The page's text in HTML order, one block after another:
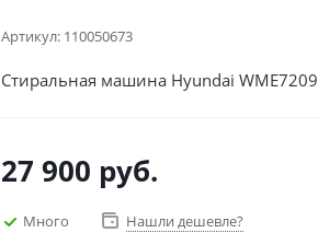
Артикул: 110050673
Стиральная машина Hyundai WME7209
27 900 руб.
Много Нашли дешевле?